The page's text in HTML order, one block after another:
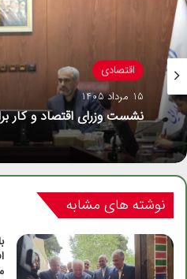
اقتصادی
15 مرداد 1405
نشست وزرای اقتصاد و کار
نوشته های مشابه